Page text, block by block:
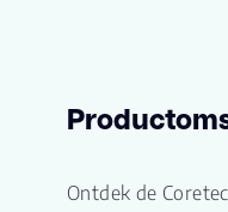
Ontdek de